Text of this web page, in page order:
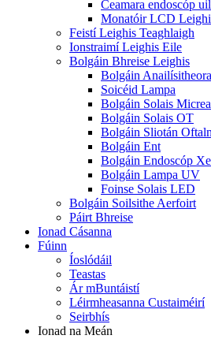
Ceamara endoscóp
Monatóir LCD
Feistí Leighis Teaghlaigh
Ionstraimí Leighis Eile
Bolgáin Bhreise Leighis
Bolgáin
Soicéid Lampa
Bolgáin Solais
Bolgáin Solais OT
Bolgáin Sliotán
Bolgáin Ent
Bolgáin Endoscóp
Bolgáin Lampa UV
Foinse Solais LED
Bolgáin Soilsithe Aerfoirt
Páirt Bhreise
Ionad Cásanna
Fúinn
Íoslódáil
Teastas
Ár mBuntáistí
Léirmheasanna Custaiméirí
Seirbhís
Ionad na Meán